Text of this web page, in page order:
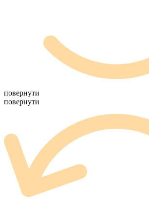
повернути
повернути